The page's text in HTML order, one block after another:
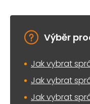
Výběr
Jak vybrat
Jak vybrat
Jak vybrat